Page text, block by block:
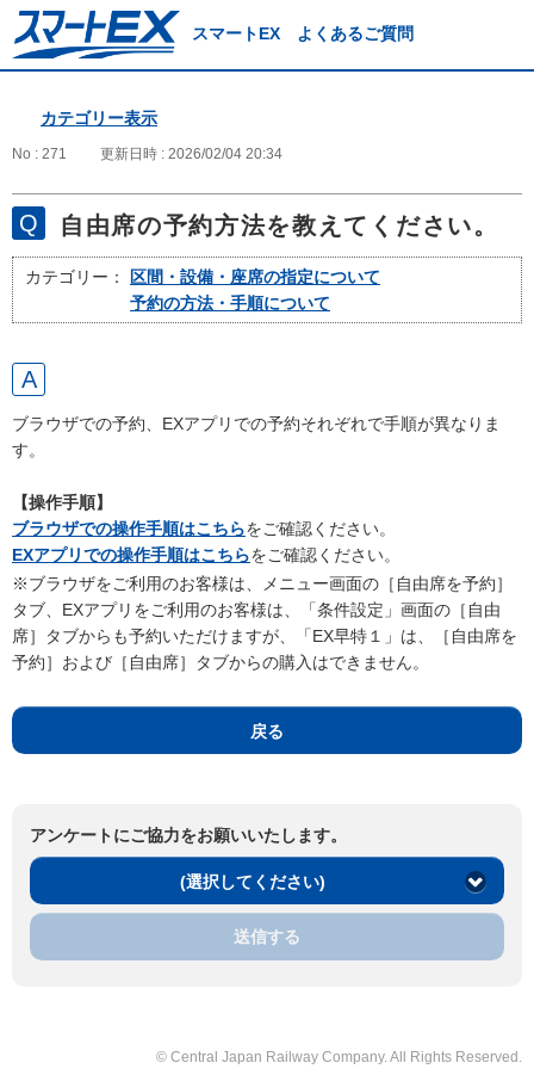
スマートEX よくあるご質問
カテゴリー表示
No : 271 更新日時 : 2026/02/04 20:34
自由席の予約方法を教えてください。
カテゴリー：
区間・設備・座席の指定について
予約の方法・手順について
ブラウザでの予約、EXアプリでの予約それぞれで手順が異なりま
す。
【操作手順】
ブラウザでの操作手順はこちらをご確認ください。
EXアプリでの操作手順はこちらをご確認ください。
※ブラウザをご利用のお客様は、メニュー画面の［自由席を予約］
タブ、EXアプリをご利用のお客様は、「条件設定」画面の［自由
席］タブからも予約いただけますが、「EX早特１」は、［自由席を
予約］および［自由席］タブからの購入はできません。
戻る
アンケートにご協力をお願いいたします。
(選択してください)
送信する
© Central Japan Railway Company. All Rights Reserved.